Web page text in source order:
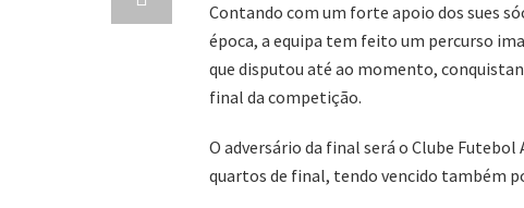
Contando com um forte apoio dos sues
época, a equipa tem feito um percurso
que disputou até ao momento,
final da competição.
O adversário da final será o Clube
quartos de final, tendo vencido também